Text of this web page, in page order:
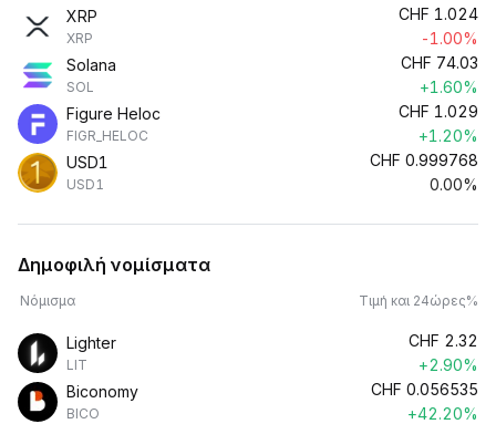
XRP
XRP
CHF 1.024
-1.00%
Solana
SOL
CHF 74.03
+1.60%
Figure Heloc
FIGR_HELOC
CHF 1.029
+1.20%
USD1
USD1
CHF 0.999768
0.00%
Δημοφιλή νομίσματα
Νόμισμα Τιμή και 24ώρες%
Lighter
LIT
CHF 2.32
+2.90%
Biconomy
BICO
CHF 0.056535
+42.20%